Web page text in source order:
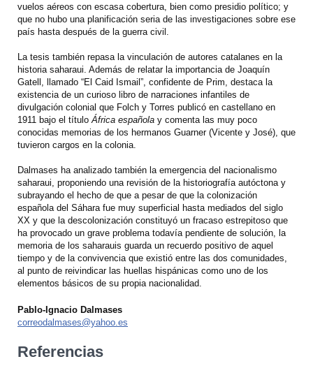
vuelos aéreos con escasa cobertura, bien como presidio político; y
que no hubo una planificación seria de las investigaciones sobre ese
país hasta después de la guerra civil.
La tesis también repasa la vinculación de autores catalanes en la
historia saharaui. Además de relatar la importancia de Joaquín
Gatell, llamado “El Caid Ismail”, confidente de Prim, destaca la
existencia de un curioso libro de narraciones infantiles de
divulgación colonial que Folch y Torres publicó en castellano en
1911 bajo el título África española y comenta las muy poco
conocidas memorias de los hermanos Guarner (Vicente y José), que
tuvieron cargos en la colonia.
Dalmases ha analizado también la emergencia del nacionalismo
saharaui, proponiendo una revisión de la historiografía autóctona y
subrayando el hecho de que a pesar de que la colonización
española del Sáhara fue muy superficial hasta mediados del siglo
XX y que la descolonización constituyó un fracaso estrepitoso que
ha provocado un grave problema todavía pendiente de solución, la
memoria de los saharauis guarda un recuerdo positivo de aquel
tiempo y de la convivencia que existió entre las dos comunidades,
al punto de reivindicar las huellas hispánicas como uno de los
elementos básicos de su propia nacionalidad.
Pablo-Ignacio Dalmases
correodalmases@yahoo.es
Referencias